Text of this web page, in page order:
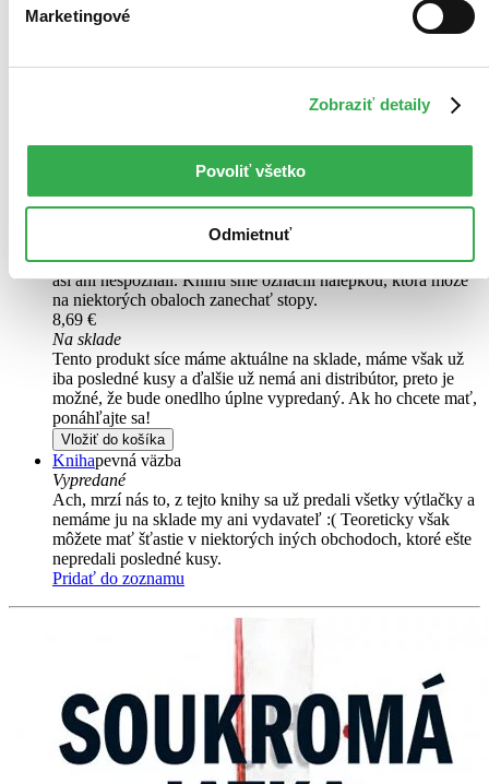
Marketingové
Zobraziť detaily
Povoliť všetko
Odmietnuť
Christina Larsson
3. diel sérieIngrid Bergman
Těsně před Vánocemi je v koupelně své luxusní vily nalezen
Bergmanová s povzdechem opouští svůj plán na vytoužené klidné
prožití svátků a ujímá se mediálně sledovaného případu...
Čítaná
Túto knihu sme vykúpili cezKnihovrátok
výbornom stave.Rozdiel medzi touto knihou a novou by ste
asi ani nespoznali. Knihu sme označili nálepkou, ktorá môže
na niektorých obaloch zanechať stopy.
8,69 €
Na sklade
Tento produkt síce máme aktuálne na sklade, máme však už
iba posledné kusy a ďalšie už nemá ani distribútor, preto je
možné, že bude onedlho úplne vypredaný. Ak ho chcete mať,
ponáhľajte sa!
Vložiť do košíka
Knihapevná väzba
Vypredané
Ach, mrzí nás to, z tejto knihy sa už predali všetky výtlačky a
nemáme ju na sklade my ani vydavateľ :( Teoreticky však
môžete mať šťastie v niektorých iných obchodoch, ktoré ešte
nepredali posledné kusy.
Pridať do zoznamu